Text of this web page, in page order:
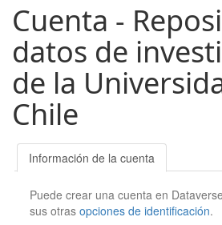
Cuenta -
datos de
de la
Chile
Información de la cuenta
Puede crear una cuenta en
sus otrasopciones de identificación.